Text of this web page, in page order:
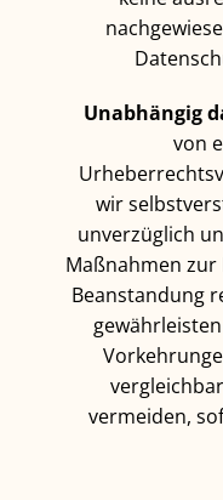
Unabhängig
von
wir
unverzüglich
Maßnahmen
Beanstandung
vermeiden,